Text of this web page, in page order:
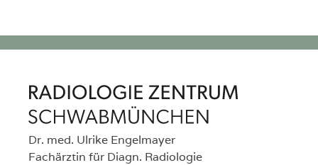
Radiologie Zentrum Schwabmünchen
Dr. med. Ulrike Engelmayer
Fachärztin für Diagn. Radiologie
Lade Axiforma...
Lade Axiforma Semibold...
Lade Open Dyslexic...
Lade Open Dyslexic Bold...